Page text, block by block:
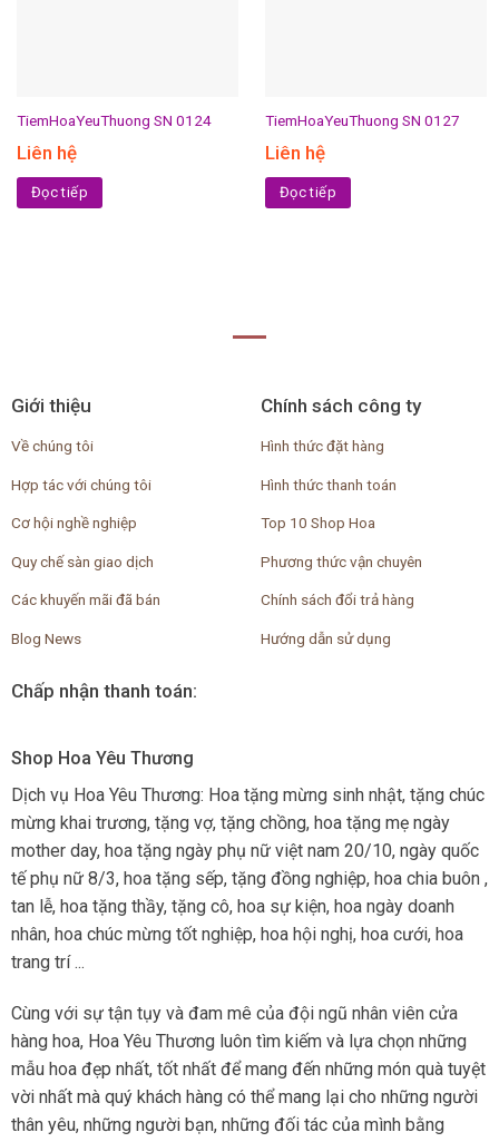
TiemHoaYeuThuong SN 0124
Liên hệ
Đọc tiếp
TiemHoaYeuThuong SN 0127
Liên hệ
Đọc tiếp
Giới thiệu
Về chúng tôi
Hợp tác với chúng tôi
Cơ hội nghề nghiệp
Quy chế sàn giao dịch
Các khuyến mãi đã bán
Blog News
Chính sách công ty
Hình thức đặt hàng
Hình thức thanh toán
Top 10 Shop Hoa
Phương thức vận chuyên
Chính sách đổi trả hàng
Hướng dẫn sử dụng
Chấp nhận thanh toán:
Shop Hoa Yêu Thương
Dịch vụ Hoa Yêu Thương: Hoa tặng mừng sinh nhật, tặng chúc
mừng khai trương, tặng vợ, tặng chồng, hoa tặng mẹ ngày
mother day, hoa tặng ngày phụ nữ việt nam 20/10, ngày quốc
tế phụ nữ 8/3, hoa tặng sếp, tặng đồng nghiệp, hoa chia buôn ,
tan lễ, hoa tặng thầy, tặng cô, hoa sự kiện, hoa ngày doanh
nhân, hoa chúc mừng tốt nghiệp, hoa hội nghị, hoa cưới, hoa
trang trí ...
Cùng với sự tận tụy và đam mê của đội ngũ nhân viên cửa
hàng hoa, Hoa Yêu Thương luôn tìm kiếm và lựa chọn những
mẫu hoa đẹp nhất, tốt nhất để mang đến những món quà tuyệt
vời nhất mà quý khách hàng có thể mang lại cho những người
thân yêu, những người bạn, những đối tác của mình bằng